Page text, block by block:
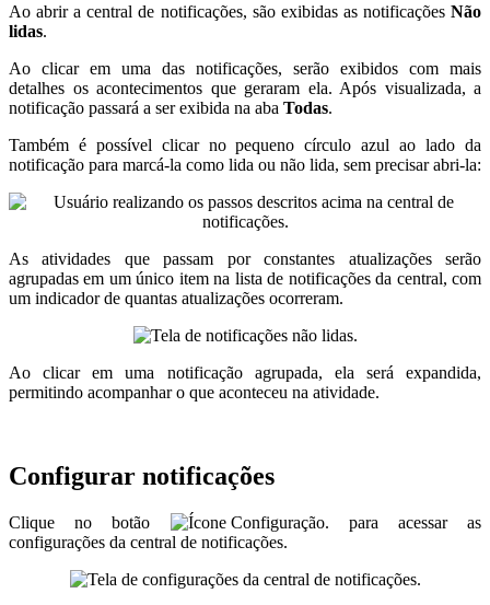
Ao abrir a central de notificações, são exibidas as notificações Não
lidas.
Ao clicar em uma das notificações, serão exibidos com mais
detalhes os acontecimentos que geraram ela. Após visualizada, a
notificação passará a ser exibida na aba Todas.
Também é possível clicar no pequeno círculo azul ao lado da
notificação para marcá-la como lida ou não lida, sem precisar abri-la:
As atividades que passam por constantes atualizações serão
agrupadas em um único item na lista de notificações da central, com
um indicador de quantas atualizações ocorreram.
Ao clicar em uma notificação agrupada, ela será expandida,
permitindo acompanhar o que aconteceu na atividade.
Configurar notificações
Clique no botão
para acessar as
configurações da central de notificações.